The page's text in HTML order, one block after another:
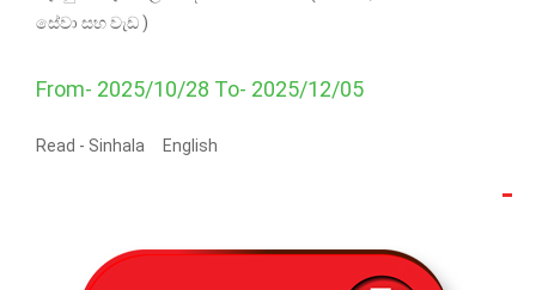
සේවා සහ වැඩ )
From- 2025/10/28 To- 2025/12/05
Read - Sinhala English